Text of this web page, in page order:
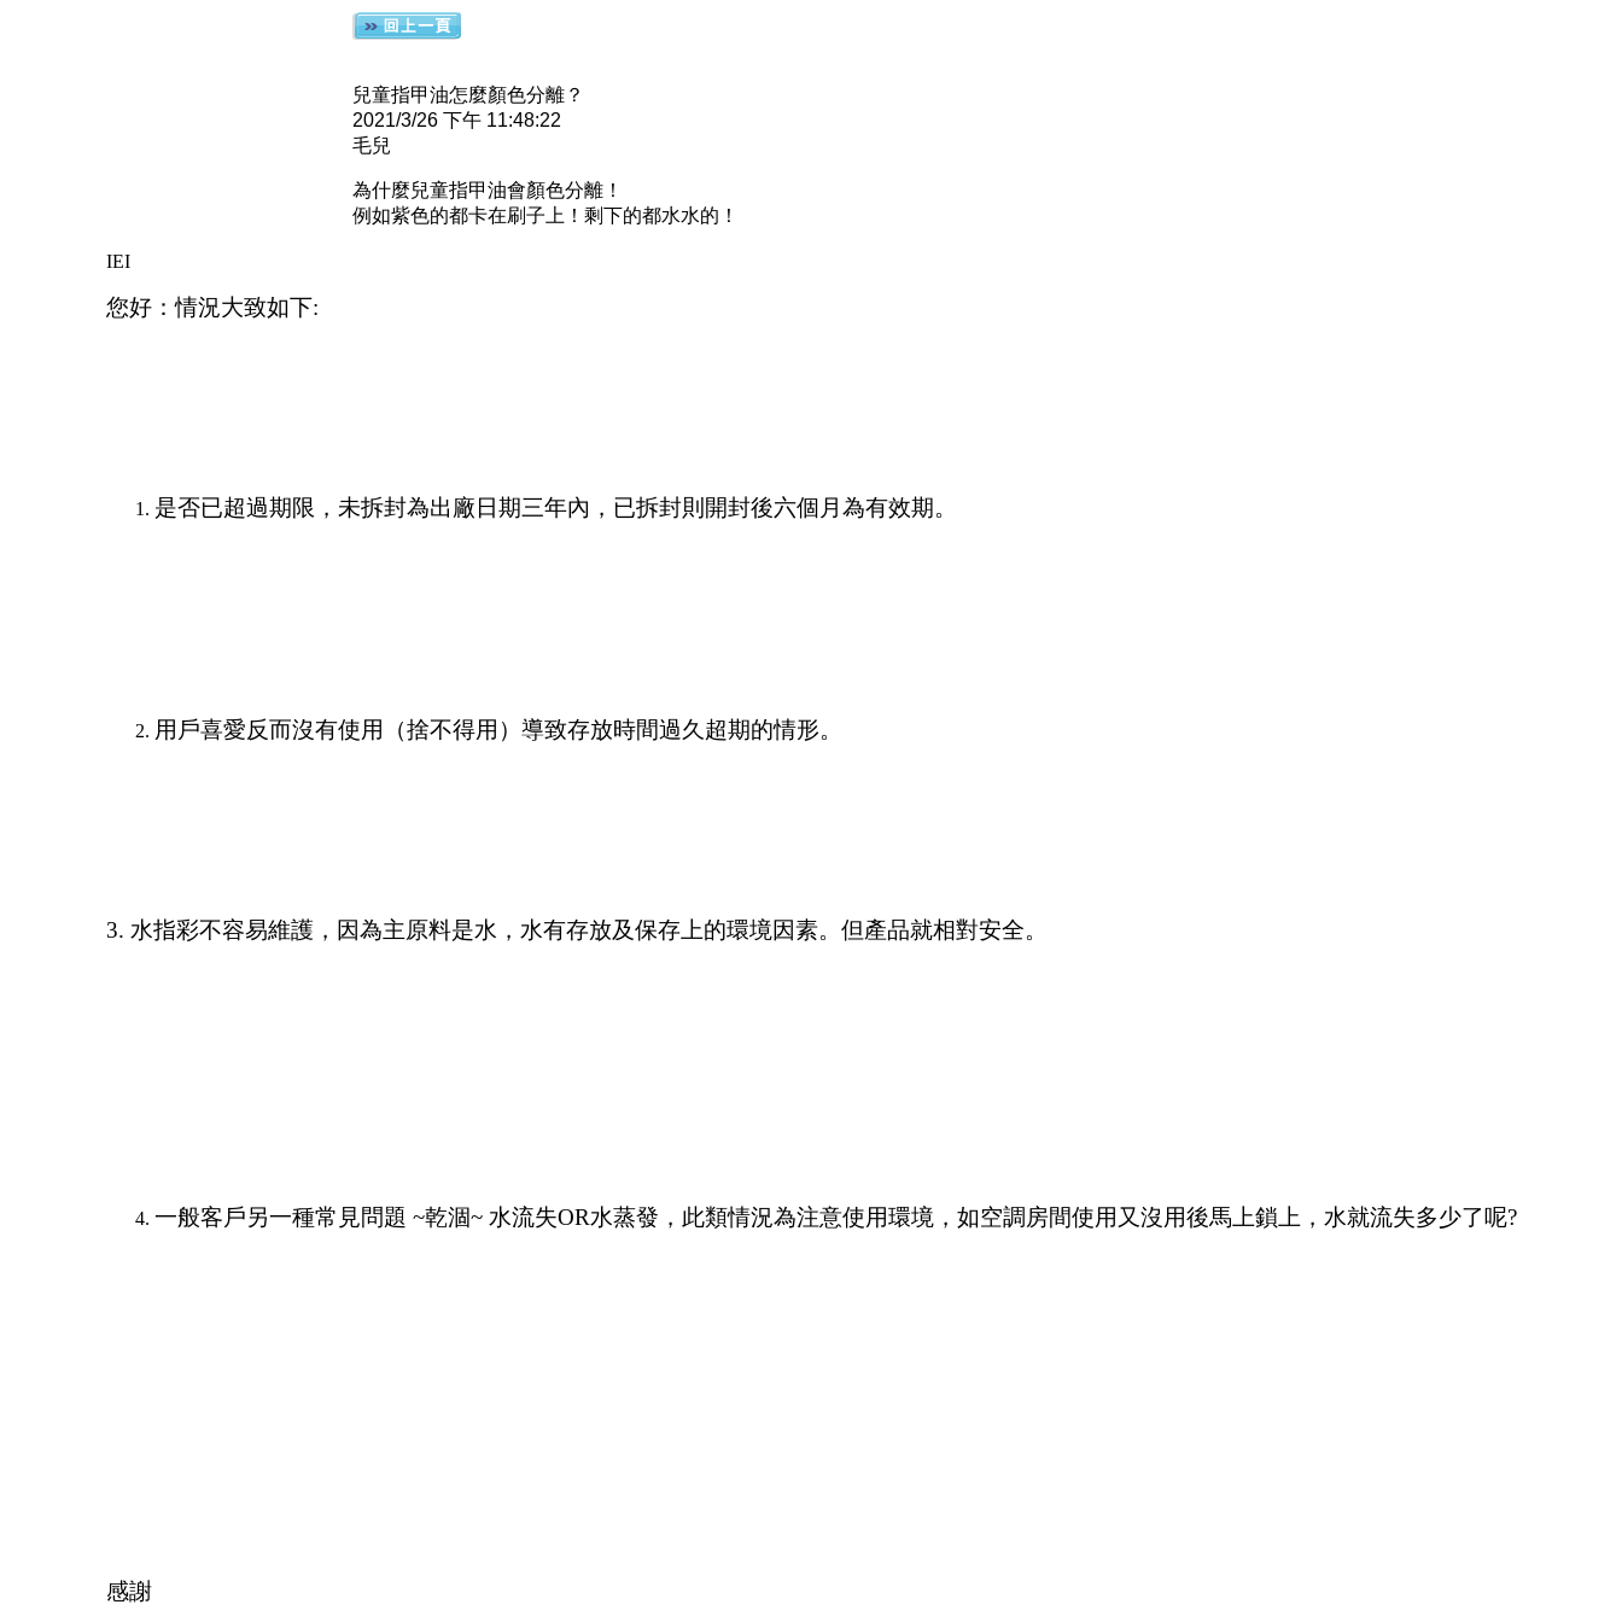
兒童指甲油怎麼顏色分離？
2021/3/26 下午 11:48:22
毛兒
為什麼兒童指甲油會顏色分離！
例如紫色的都卡在刷子上！剩下的都水水的！
IEI
您好：情況大致如下:
是否已超過期限，未拆封為出廠日期三年內，已拆封則開封後六個月為有效期。
用戶喜愛反而沒有使用（捨不得用）導致存放時間過久超期的情形。
3. 水指彩不容易維護，因為主原料是水，水有存放及保存上的環境因素。但產品就相對安全。
一般客戶另一種常見問題 ~乾涸~ 水流失OR水蒸發，此類情況為注意使用環境，如空調房間使用又沒用後馬上鎖上，水就流失多少了呢?
感謝